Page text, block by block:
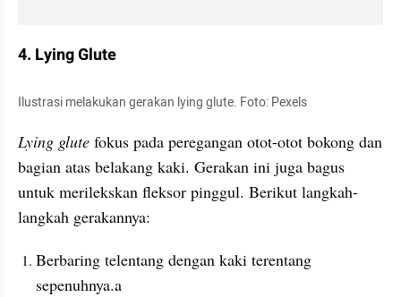
4. Lying Glute
Ilustrasi melakukan gerakan lying glute. Foto: Pexels
Lying glute fokus pada peregangan otot-otot bokong dan
bagian atas belakang kaki. Gerakan ini juga bagus
untuk merilekskan fleksor pinggul. Berikut langkah-
langkah gerakannya:
Berbaring telentang dengan kaki terentang
sepenuhnya.a